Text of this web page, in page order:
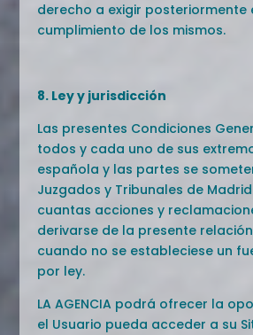
derecho a exigir posteriormente
cumplimiento de los mismos.
8. Ley y jurisdicción
Las presentes Condiciones
todos y cada uno de sus
española y las partes se
Juzgados y Tribunales de
cuantas acciones y
derivarse de la presente
cuando no se estableciese un
por ley.
LA AGENCIA podrá ofrecer la
el Usuario pueda acceder a su